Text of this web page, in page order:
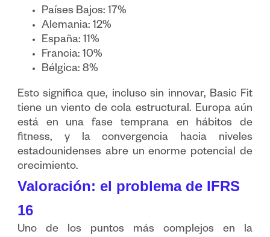
Países Bajos: 17%
Alemania: 12%
España: 11%
Francia: 10%
Bélgica: 8%
Esto significa que, incluso sin innovar, Basic Fit
tiene un viento de cola estructural. Europa aún
está en una fase temprana en hábitos de
fitness, y la convergencia hacia niveles
estadounidenses abre un enorme potencial de
crecimiento.
Valoración: el problema de IFRS
16
Uno de los puntos más complejos en la